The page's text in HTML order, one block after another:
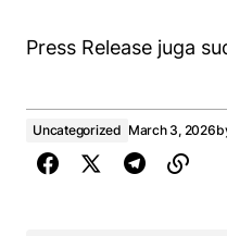
Press Release juga
Uncategorized March 3, 2026